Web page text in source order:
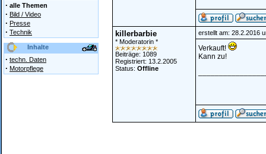
· alle Themen
· Bild / Video
· Presse
· Technik
Inhalte
· techn. Daten
· Motorpflege
killerbarbie
* Moderatorin *
Beiträge: 1089
Registriert: 13.2.2005
Status: Offline
erstellt am: 28.2.2016
Verkauft!
Kann zu!